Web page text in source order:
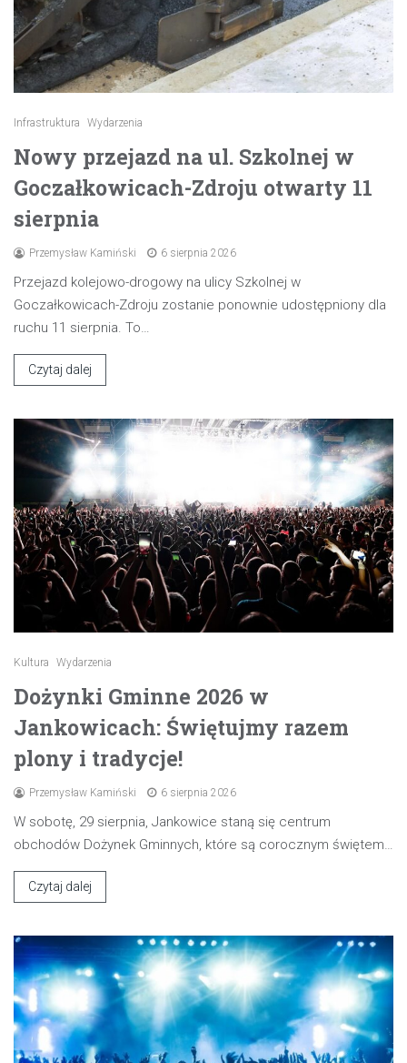
Infrastruktura Wydarzenia
Nowy przejazd na ul. Szkolnej w
Goczałkowicach-Zdroju otwarty 11
sierpnia
Przemysław Kamiński 6 sierpnia 2026
Przejazd kolejowo-drogowy na ulicy Szkolnej w
Goczałkowicach-Zdroju zostanie ponownie udostępniony dla
ruchu 11 sierpnia. To…
Czytaj dalej
Kultura Wydarzenia
Dożynki Gminne 2026 w
Jankowicach: Świętujmy razem
plony i tradycje!
Przemysław Kamiński 6 sierpnia 2026
W sobotę, 29 sierpnia, Jankowice staną się centrum
obchodów Dożynek Gminnych, które są corocznym świętem…
Czytaj dalej